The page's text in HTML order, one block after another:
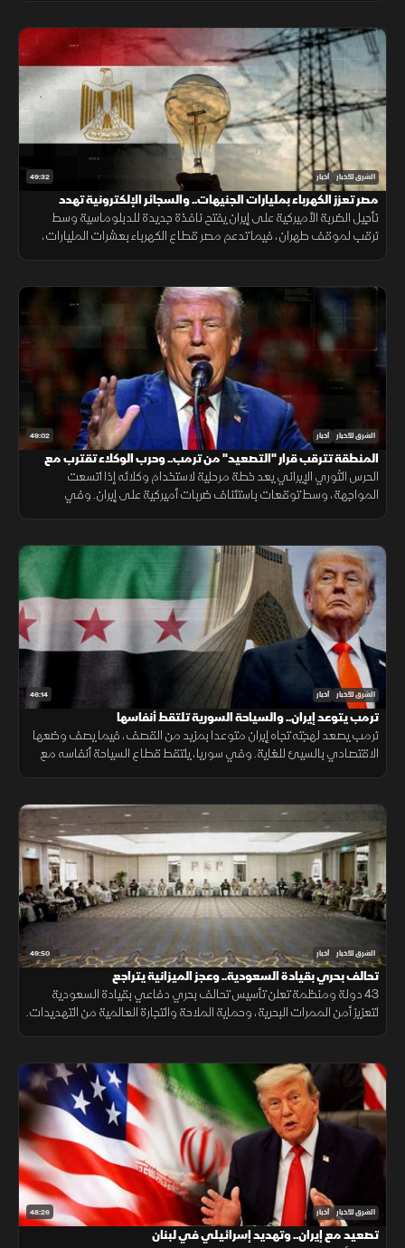
49:32 الشرق للأخبار أخبار
مصر تعزز الكهرباء بمليارات الجنيهات.. والسجائر الإلكترونية تهدد
المراهقين
تأجيل الضربة الأميركية على إيران يفتح نافذة جديدة للدبلوماسية وسط
ترقب لموقف طهران، فيما تدعم مصر قطاع الكهرباء بعشرات المليارات،
49:02 الشرق للأخبار أخبار
المنطقة تترقب قرار "التصعيد" من ترمب.. وحرب الوكلاء تقترب مع
اتساع المواجهة
الحرس الثوري الإيراني يعد خطة مرحلية لاستخدام وكلائه إذا اتسعت
المواجهة، وسط توقعات باستئناف ضربات أميركية على إيران. وفي
46:14 الشرق للأخبار أخبار
ترمب يتوعد إيران.. والسياحة السورية تلتقط أنفاسها
ترمب يصعد لهجته تجاه إيران متوعدا بمزيد من القصف، فيما يصف وضعها
الاقتصادي بالسيئ للغاية. وفي سوريا، يلتقط قطاع السياحة أنفاسه مع
49:50 الشرق للأخبار أخبار
تحالف بحري بقيادة السعودية.. وعجز الميزانية يتراجع
43 دولة ومنظمة تعلن تأسيس تحالف بحري دفاعي بقيادة السعودية
لتعزيز أمن الممرات البحرية، وحماية الملاحة والتجارة العالمية من التهديدات.
48:26 الشرق للأخبار أخبار
تصعيد مع إيران.. وتهديد إسرائيلي في لبنان